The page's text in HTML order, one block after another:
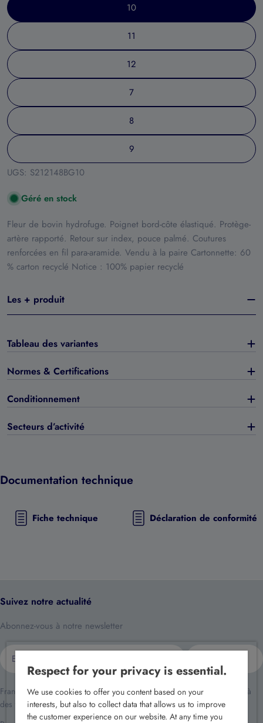
10
11
12
7
8
9
UGS: S212148BG10
Géré en stock
Fleur de bovin hydrofuge. Poignet bord-côte élastiqué. Protège-
artère rapporté. Retour sur index, pouce palmé. Coutures
renforcées en fil para-aramide. Vendu à la paire Cartonnette: 60
% carton recyclé Notice : 100% papier recyclé
Les + produit
Tableau des variantes
Normes & Certifications
Conditionnement
Secteurs d’activité
Documentation technique
Fiche technique Déclaration de conformité
Suivez notre actualité
Abonnez-vous à notre newsletter
mail
France Sécurité traite vos données dans le cadre de la relation client et à
des fins de prospection commerciale.
Respect for your privacy is essential.
We use cookies to offer you content based on your
interests, but also to collect data that allows us to improve
the customer experience on our website. At any time you